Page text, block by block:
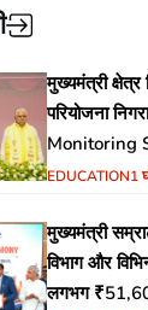
मुख्यमंत्री
परियोजना
Monitoring
EDUCATION1
मुख्यमंत्री
विभाग और
लगभग